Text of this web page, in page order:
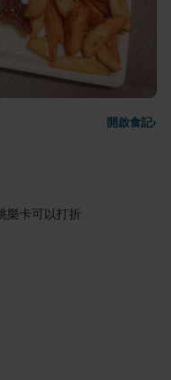
開啟食記›
樂卡可以打折